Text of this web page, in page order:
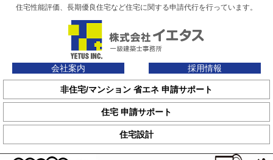
住宅性能評価、長期優良住宅など住宅に関する申請代行を行っています。
会社案内 採用情報
非住宅/マンション 省エネ 申請サポート
住宅 申請サポート
住宅設計